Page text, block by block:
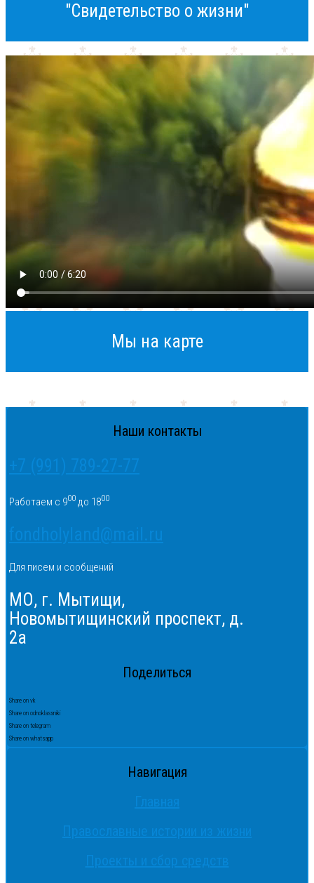
"Свидетельство о жизни"
Мы на карте
Наши контакты
+7 (991) 789-27-77
Работаем с 900 до 1800
fondholyland@mail.ru
Для писем и сообщений
МО, г. Мытищи,
Новомытищинский проспект, д.
2а
Поделиться
Share on vk
Share on odnoklassniki
Share on telegram
Share on whatsapp
Навигация
Главная
Православные истории из жизни
Проекты и сбор средств